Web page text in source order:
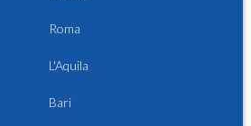
Roma
L'Aquila
Bari